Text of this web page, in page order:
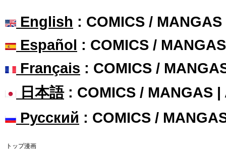
English : COMICS /
Español : COMICS /
Français : COMICS /
日本語: COMICS / MANGAS |
Русский : COMICS /
トップ漫画